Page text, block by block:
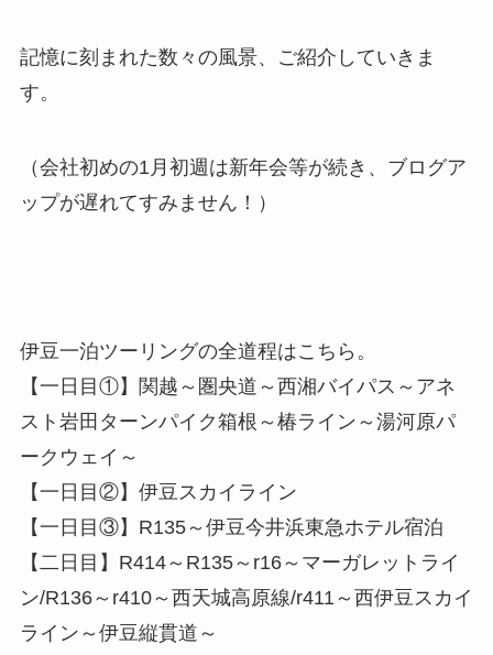
記憶に刻まれた数々の風景、ご紹介していきま
す。
（会社初めの1月初週は新年会等が続き、ブログア
ップが遅れてすみません！）
伊豆一泊ツーリングの全道程はこちら。
【一日目①】関越～圏央道～西湘バイパス～アネ
スト岩田ターンパイク箱根～椿ライン～湯河原パ
ークウェイ～
【一日目②】伊豆スカイライン
【一日目③】R135～伊豆今井浜東急ホテル宿泊
【二日目】R414～R135～r16～マーガレットライ
ン/R136～r410～西天城高原線/r411～西伊豆スカイ
ライン～伊豆縦貫道～